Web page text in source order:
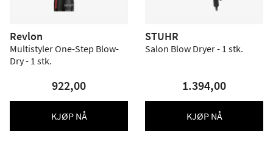
Revlon
Multistyler One-Step Blow-
Dry - 1 stk.
922,00
KJØP NÅ
STUHR
Salon Blow Dryer - 1 stk.
1.394,00
KJØP NÅ